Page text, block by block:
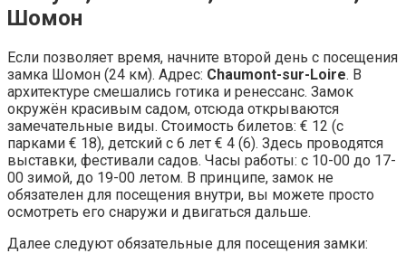
Шомон
Если позволяет время, начните второй день с посещения
замка Шомон (24 км). Адрес: Chaumont-sur-Loire. В
архитектуре смешались готика и ренессанс. Замок
окружён красивым садом, отсюда открываются
замечательные виды. Стоимость билетов: € 12 (с
парками € 18), детский с 6 лет € 4 (6). Здесь проводятся
выставки, фестивали садов. Часы работы: с 10-00 до 17-
00 зимой, до 19-00 летом. В принципе, замок не
обязателен для посещения внутри, вы можете просто
осмотреть его снаружи и двигаться дальше.
Далее следуют обязательные для посещения замки: